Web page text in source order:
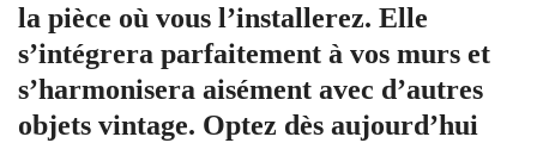
la pièce où vous l’installerez. Elle
s’intégrera parfaitement à vos murs et
s’harmonisera aisément avec d’autres
objets vintage. Optez dès aujourd’hui